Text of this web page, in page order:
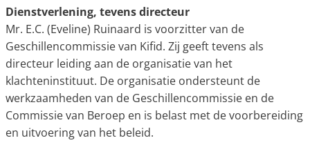
Dienstverlening, tevens directeur
Mr. E.C. (Eveline) Ruinaard is voorzitter van de
Geschillencommissie van Kifid. Zij geeft tevens als
directeur leiding aan de organisatie van het
klachteninstituut. De organisatie ondersteunt de
werkzaamheden van de Geschillencommissie en de
Commissie van Beroep en is belast met de voorbereiding
en uitvoering van het beleid.